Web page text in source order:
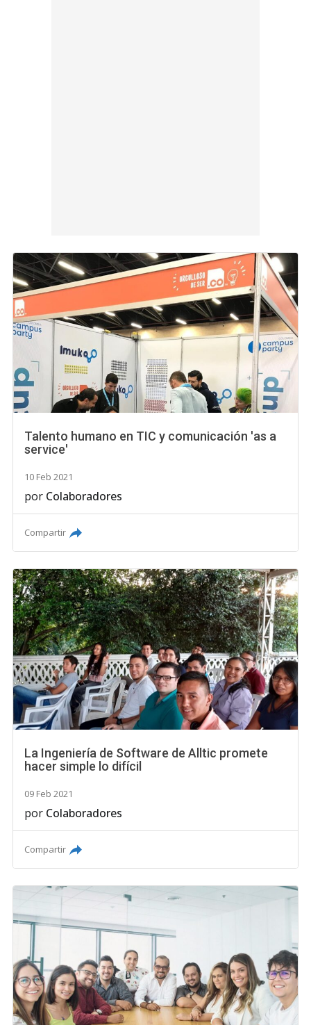
Talento humano en TIC y comunicación 'as a
service'
10 Feb 2021
por Colaboradores
Compartir
La Ingeniería de Software de Alltic promete
hacer simple lo difícil
09 Feb 2021
por Colaboradores
Compartir